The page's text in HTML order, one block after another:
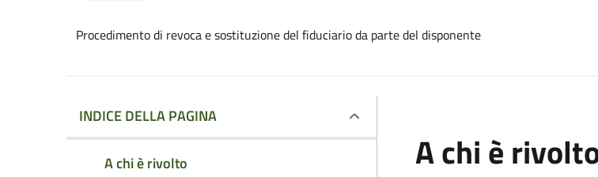
Procedimento di revoca e sostituzione del fiduciario da parte del disponente
INDICE DELLA PAGINA
A chi è rivolto
A chi è